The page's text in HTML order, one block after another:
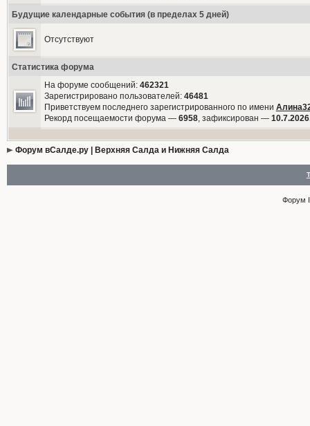
Будущие календарные события (в пределах 5 дней)
Отсутствуют
Статистика форума
На форуме сообщений: 462321
Зарегистрировано пользователей: 46481
Приветствуем последнего зарегистрированного по имени
Рекорд посещаемости форума — 6958, зафиксирован —
Форум вСалде.ру | Верхняя Салда и Нижняя Салда
Форум